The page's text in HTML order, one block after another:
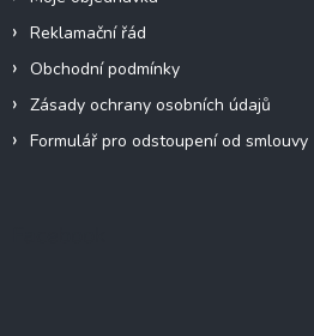
Reklamační řád
Obchodní podmínky
Zásady ochrany osobních údajů
Formulář pro odstoupení od smlouvy